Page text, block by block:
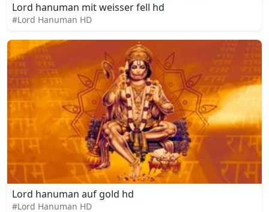
Lord hanuman mit weisser fell hd
#Lord Hanuman HD
Lord hanuman auf gold hd
#Lord Hanuman HD